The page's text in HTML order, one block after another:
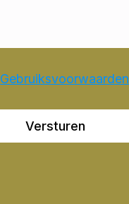
Gebruiksvoorwaarden
Versturen